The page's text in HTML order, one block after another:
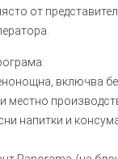
от
включва
местно
напитки и